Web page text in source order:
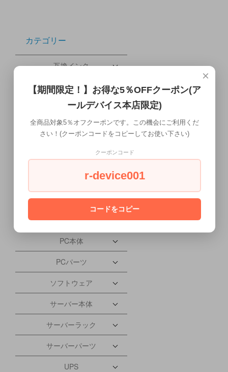
カテゴリー
互換インク
その他プリンタ
ブレードサーバー
携帯電話・タブレット
ワークステーション本体
液晶ディスプレイ
会社概要
PC本体
PCパーツ
ソフトウェア
サーバー本体
サーバーラック
サーバーパーツ
UPS
×
【期間限定！】お得な5％OFFクーポン(ア
ールデバイス本店限定)
全商品対象5％オフクーポンです。この機会にご利用くだ
さい！(クーポンコードをコピーしてお使い下さい)
クーポンコード
r-device001
コードをコピー